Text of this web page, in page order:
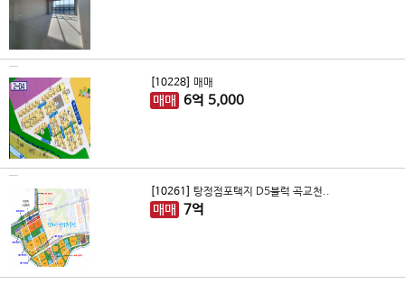
[10228] 매매
매매 6억 5,000
[10261] 탕정점포택지 D5블럭 곡교천..
매매 7억